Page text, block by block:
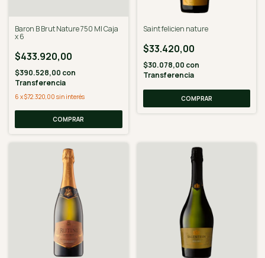
Baron B Brut Nature 750 Ml Caja
x 6
$433.920,00
$390.528,00 con
Transferencia
6 x$72.320,00 sin interés
Saint felicien nature
$33.420,00
$30.078,00 con
Transferencia